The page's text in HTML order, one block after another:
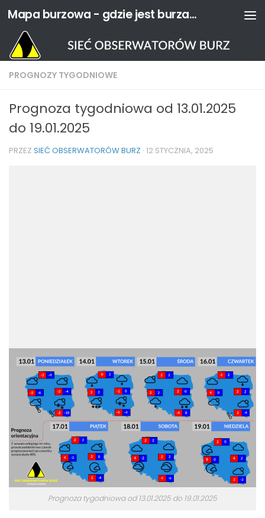
Przejdź do treści Mapa burzowa - gdzie jest burza? | Sieć Obserwatorów Burz
PROGNOZY TYGODNIOWE
Prognoza tygodniowa od 13.01.2025
do 19.01.2025
PRZEZ SIEĆ OBSERWATORÓW BURZ · 12 STYCZNIA, 2025
Prognoza tygodniowa od 13.01.2025 do 19.01.2025